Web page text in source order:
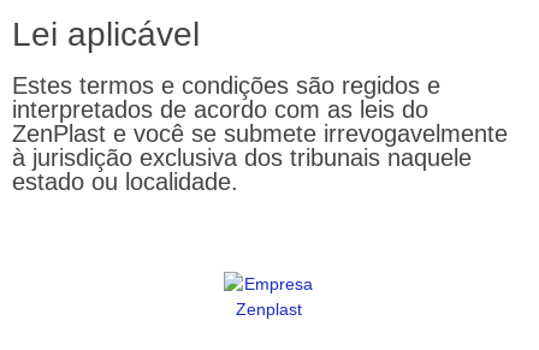
Lei aplicável
Estes termos e condições são regidos e
interpretados de acordo com as leis do
ZenPlast e você se submete irrevogavelmente
à jurisdição exclusiva dos tribunais naquele
estado ou localidade.